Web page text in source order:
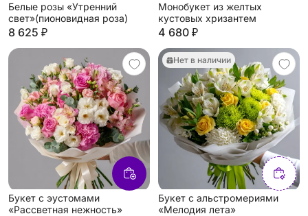
Белые розы «Утренний
свет»(пионовидная роза)
8 625 ₽
Монобукет из желтых
кустовых хризантем
4 680 ₽
Букет с эустомами
«Рассветная нежность»
Нет в наличии
Букет с альстромериями
«Мелодия лета»